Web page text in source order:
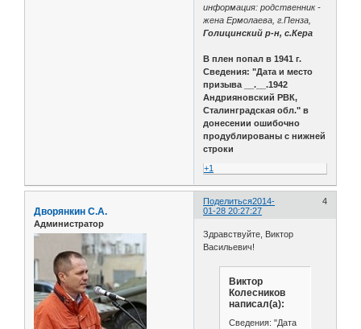
информация: родственник -
жена Ермолаева, г.Пенза,
Голицинский р-н, с.Кера
В плен попал в 1941 г.
Сведения: "Дата и место
призыва __.__.1942
Андрияновский РВК,
Сталинградская обл." в
донесении ошибочно
продублированы с нижней
строки
+1
Поделиться 4
2014-
01-28 20:27:27
Дворянкин С.А.
Администратор
Здравствуйте, Виктор
Васильевич!
Виктор
Колесников
написал(а):
Сведения: "Дата